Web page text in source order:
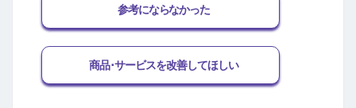
参考にならなかった
商品･サービスを改善してほしい